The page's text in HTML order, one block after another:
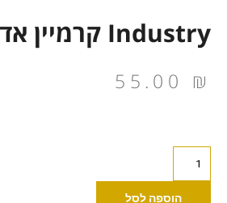
Industry קרמיין אדום 30 מ"ל
55.00 ₪
Industryהוספה לסל